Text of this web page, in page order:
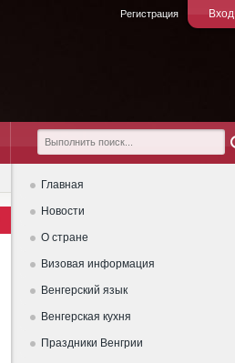
Вход
Регистрация
Главная
Новости
О стране
Визовая информация
Венгерский язык
Венгерская кухня
Праздники Венгрии